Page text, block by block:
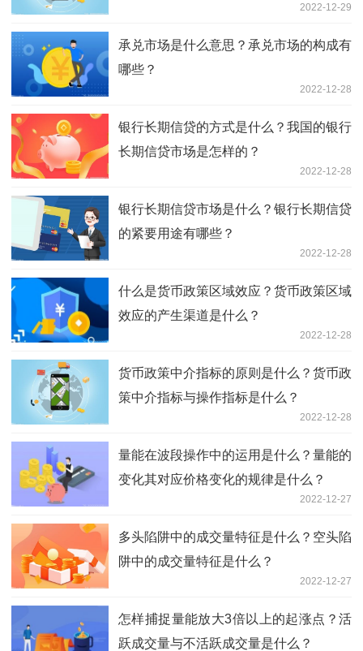
2022-12-29
承兑市场是什么意思？承兑市场的构成有
哪些？
2022-12-28
银行长期信贷的方式是什么？我国的银行
长期信贷市场是怎样的？
2022-12-28
银行长期信贷市场是什么？银行长期信贷
的紧要用途有哪些？
2022-12-28
什么是货币政策区域效应？货币政策区域
效应的产生渠道是什么？
2022-12-28
货币政策中介指标的原则是什么？货币政
策中介指标与操作指标是什么？
2022-12-28
量能在波段操作中的运用是什么？量能的
变化其对应价格变化的规律是什么？
2022-12-27
多头陷阱中的成交量特征是什么？空头陷
阱中的成交量特征是什么？
2022-12-27
怎样捕捉量能放大3倍以上的起涨点？活
跃成交量与不活跃成交量是什么？